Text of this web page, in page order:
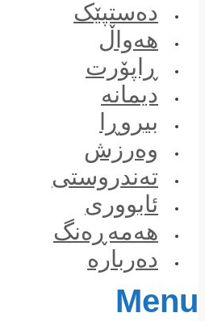
دەستپێک
هەواڵ
ڕاپۆرت
دیمانە
بیروڕا
وەرزش
تەندروستی
ئابووری
هەمەڕەنگ
دەربارە
Menu